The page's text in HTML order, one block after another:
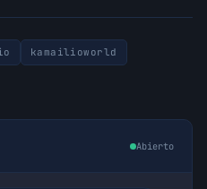
kamailioworld
Abierto